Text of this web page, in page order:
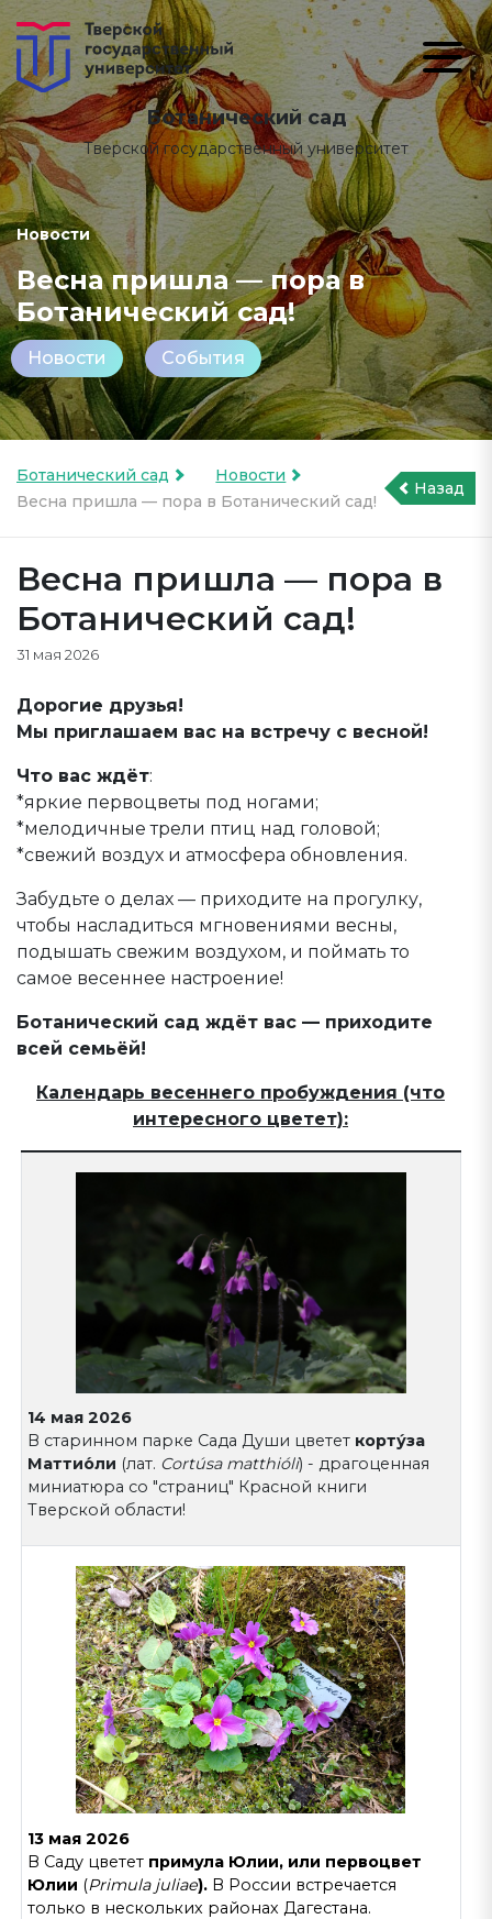
Ботанический сад
Тверской государственный университет
Новости
Весна пришла — пора в
Ботанический сад!
Новости События
Ботанический сад
Новости
Весна пришла — пора в Ботанический сад!
Назад
Весна пришла — пора в
Ботанический сад!
31 мая 2026
Дорогие друзья!
Мы приглашаем вас на встречу с весной!
Что вас ждёт:
*яркие первоцветы под ногами;
*мелодичные трели птиц над головой;
*свежий воздух и атмосфера обновления.
Забудьте о делах — приходите на прогулку,
чтобы насладиться мгновениями весны,
подышать свежим воздухом, и поймать то
самое весеннее настроение!
Ботанический сад ждёт вас — приходите
всей семьёй!
Календарь весеннего пробуждения (что
интересного цветет):
14 мая 2026
В старинном парке Сада Души цветет корту́за
Маттио́ли (лат. Cortúsa matthióli) - драгоценная
миниатюра со "страниц" Красной книги
Тверской области!
13 мая 2026
В Саду цветет примула Юлии, или первоцвет
Юлии (Primula juliae). В России встречается
только в нескольких районах Дагестана.